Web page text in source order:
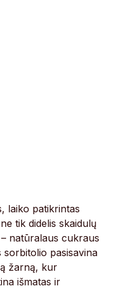
laiko patikrintas
tik didelis skaidulų
natūralaus cukraus
pasisavina
žarną, kur
išmatas ir